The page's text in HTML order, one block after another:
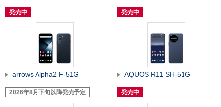
発売中 発売中
arrows Alpha2 F-51G
2026年8月下旬以降発売予定
AQUOS R11 SH-51G
発売中